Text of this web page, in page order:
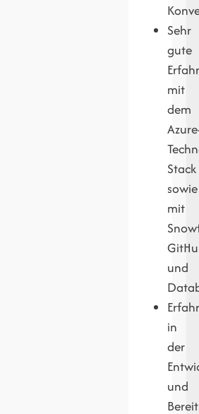
Sehr
gute
mit
dem
Stack
sowie
mit
und
in
der
und